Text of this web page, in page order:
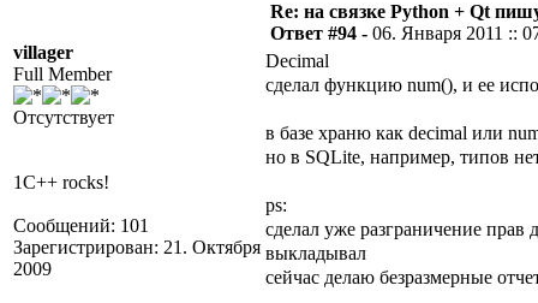
villager
Full Member
Отсутствует
1C++ rocks!
Сообщений: 101
Зарегистрирован: 21. Октября
2009
Re: на связке Python + Qt
Ответ #94 - 06. Января 2011 ::
Decimal
сделал функцию num(), и ее
в базе храню как decimal или
но в SQLite, например, типов
ps:
сделал уже разграничение прав
выкладывал
сейчас делаю безразмерные